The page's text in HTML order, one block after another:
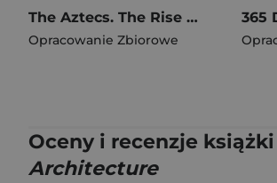
The Aztecs. The Rise and Fall of a Mighty Empire
Opracowanie Zbiorowe
Oceny i recenzje książki
Architecture